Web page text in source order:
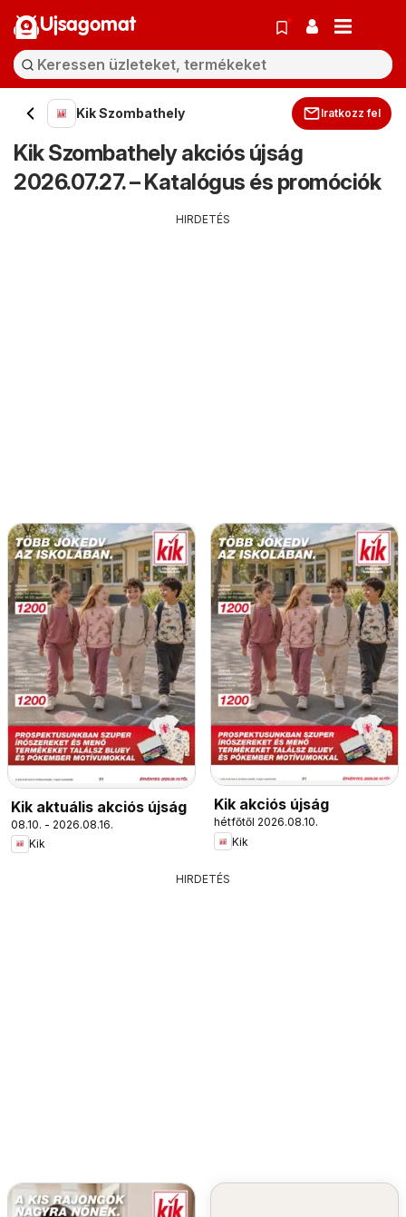
Ujsagomat
Kik Szombathely Iratkozz fel
Kik Szombathely akciós újság
2026.07.27. – Katalógus és promóciók
HIRDETÉS
Kik aktuális akciós újság
08.10. - 2026.08.16.
Kik
Kik akciós újság
hétfőtől 2026.08.10.
Kik
HIRDETÉS